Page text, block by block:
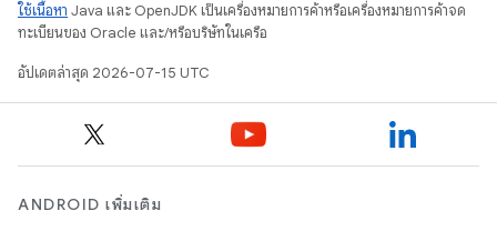
ใช้เนื้อหา Java และ OpenJDK เป็นเครื่องหมายการค้าหรือเครื่องหมายการค้าจด
ทะเบียนของ Oracle และ/หรือบริษัทในเครือ
อัปเดตล่าสุด 2026-07-15 UTC
ANDROID เพิ่มเติม